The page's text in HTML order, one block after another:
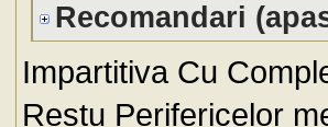
Recomandari
Impartitiva Cu
Restu Perifericelor